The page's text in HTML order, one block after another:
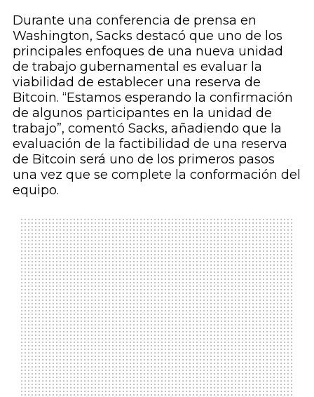
Durante una conferencia de prensa en
Washington, Sacks destacó que uno de los
principales enfoques de una nueva unidad
de trabajo gubernamental es evaluar la
viabilidad de establecer una reserva de
Bitcoin. “Estamos esperando la confirmación
de algunos participantes en la unidad de
trabajo”, comentó Sacks, añadiendo que la
evaluación de la factibilidad de una reserva
de Bitcoin será uno de los primeros pasos
una vez que se complete la conformación del
equipo.